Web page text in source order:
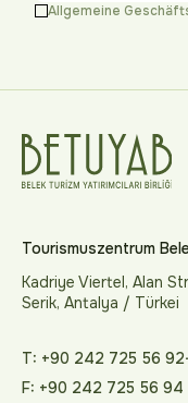
Allgemeine
Tourismuszentrum
Kadriye Viertel, Alan
Serik, Antalya / Türkei
T: +90 242 725 56
F: +90 242 725 56 94